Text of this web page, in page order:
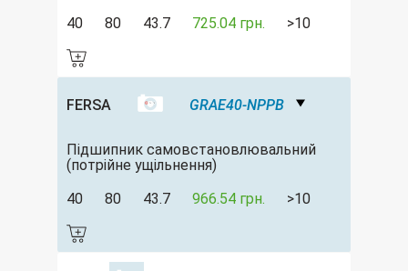
40
80 43.7 725.04 грн. >10
FERSA GRAE40-NPPB
Підшипник самовстановлювальний
(потрійне ущільнення)
40
80 43.7 966.54 грн. >10